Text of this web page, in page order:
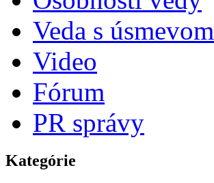
Veda s úsmevom
Video
Fórum
PR správy
Kategórie